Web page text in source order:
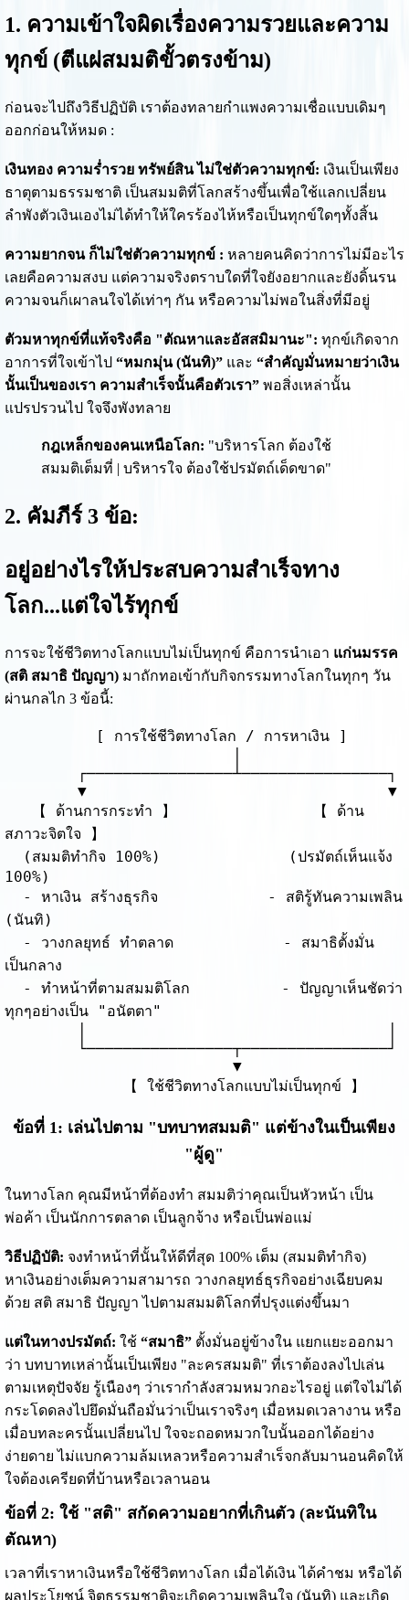
1. ความเข้าใจผิดเรื่องความรวยและความ
ทุกข์ (ตีแผ่สมมติขั้วตรงข้าม)
ก่อนจะไปถึงวิธีปฏิบัติ เราต้องทลายกำแพงความเชื่อแบบเดิมๆ
ออกก่อนให้หมด :
เงินทอง ความร่ำรวย ทรัพย์สิน ไม่ใช่ตัวความทุกข์: เงินเป็นเพียง
ธาตุตามธรรมชาติ เป็นสมมติที่โลกสร้างขึ้นเพื่อใช้แลกเปลี่ยน
ลำพังตัวเงินเองไม่ได้ทำให้ใครร้องไห้หรือเป็นทุกข์ใดๆทั้งสิ้น
ความยากจน ก็ไม่ใช่ตัวความทุกข์ : หลายคนคิดว่าการไม่มีอะไร
เลยคือความสงบ แต่ความจริงตราบใดที่ใจยังอยากและยังดิ้นรน
ความจนก็เผาลนใจได้เท่าๆ กัน หรือความไม่พอในสิ่งที่มีอยู่
ตัวมหาทุกข์ที่แท้จริงคือ "ตัณหาและอัสสมิมานะ": ทุกข์เกิดจาก
อาการที่ใจเข้าไป “หมกมุ่น (นันทิ)”และ “สำคัญมั่นหมายว่าเงิน
นั้นเป็นของเรา ความสำเร็จนั้นคือตัวเรา”พอสิ่งเหล่านั้น
แปรปรวนไป ใจจึงพังทลาย
กฎเหล็กของคนเหนือโลก: "บริหารโลก ต้องใช้
สมมติเต็มที่ | บริหารใจ ต้องใช้ปรมัตถ์เด็ดขาด"
2. คัมภีร์ 3 ข้อ:
อยู่อย่างไรให้ประสบความสำเร็จทาง
โลก...แต่ใจไร้ทุกข์
การจะใช้ชีวิตทางโลกแบบไม่เป็นทุกข์ คือการนำเอา แก่นมรรค
(สติ สมาธิ ปัญญา)มาถักทอเข้ากับกิจกรรมทางโลกในทุกๆ วัน
ผ่านกลไก 3 ข้อนี้:
สภาวะจิตใจ 】
100%)
(นันทิ)
เป็นกลาง
ทุกๆอย่างเป็น "อนัตตา"
ข้อที่ 1: เล่นไปตาม "บทบาทสมมติ" แต่ข้างในเป็นเพียง
"ผู้ดู"
ในทางโลก คุณมีหน้าที่ต้องทำ สมมติว่าคุณเป็นหัวหน้า เป็น
พ่อค้า เป็นนักการตลาด เป็นลูกจ้าง หรือเป็นพ่อแม่
วิธีปฏิบัติ: จงทำหน้าที่นั้นให้ดีที่สุด 100% เต็ม (สมมติทำกิจ)
หาเงินอย่างเต็มความสามารถ วางกลยุทธ์ธุรกิจอย่างเฉียบคม
ด้วย สติ สมาธิ ปัญญา ไปตามสมมติโลกที่ปรุงแต่งขึ้นมา
แต่ในทางปรมัตถ์: ใช้ “สมาธิ”ตั้งมั่นอยู่ข้างใน แยกแยะออกมา
ว่า บทบาทเหล่านั้นเป็นเพียง "ละครสมมติ" ที่เราต้องลงไปเล่น
ตามเหตุปัจจัย รู้เนืองๆ ว่าเรากำลังสวมหมวกอะไรอยู่ แต่ใจไม่ได้
กระโดดลงไปยึดมั่นถือมั่นว่าเป็นเราจริงๆ เมื่อหมดเวลางาน หรือ
เมื่อบทละครนั้นเปลี่ยนไป ใจจะถอดหมวกใบนั้นออกได้อย่าง
ง่ายดาย ไม่แบกความล้มเหลวหรือความสำเร็จกลับมานอนคิดให้
ใจต้องเครียดที่บ้านหรือเวลานอน
ข้อที่ 2: ใช้ "สติ" สกัดความอยากที่เกินตัว (ละนันทิใน
ตัณหา)
เวลาที่เราหาเงินหรือใช้ชีวิตทางโลก เมื่อได้เงิน ได้คำชม หรือได้
ผลประโยชน์ จิตธรรมชาติจะเกิดความเพลินใจ (นันทิ) และเกิด